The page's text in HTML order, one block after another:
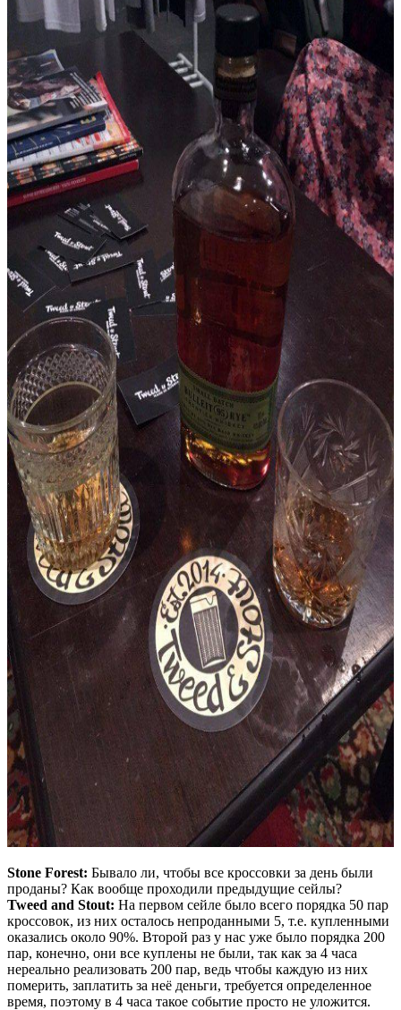
Stone Forest: Бывало ли, чтобы все кроссовки за день были
проданы? Как вообще проходили предыдущие сейлы?
Tweed and Stout: На первом сейле было всего порядка 50 пар
кроссовок, из них осталось непроданными 5, т.е. купленными
оказались около 90%. Второй раз у нас уже было порядка 200
пар, конечно, они все куплены не были, так как за 4 часа
нереально реализовать 200 пар, ведь чтобы каждую из них
померить, заплатить за неё деньги, требуется определенное
время, поэтому в 4 часа такое событие просто не уложится.